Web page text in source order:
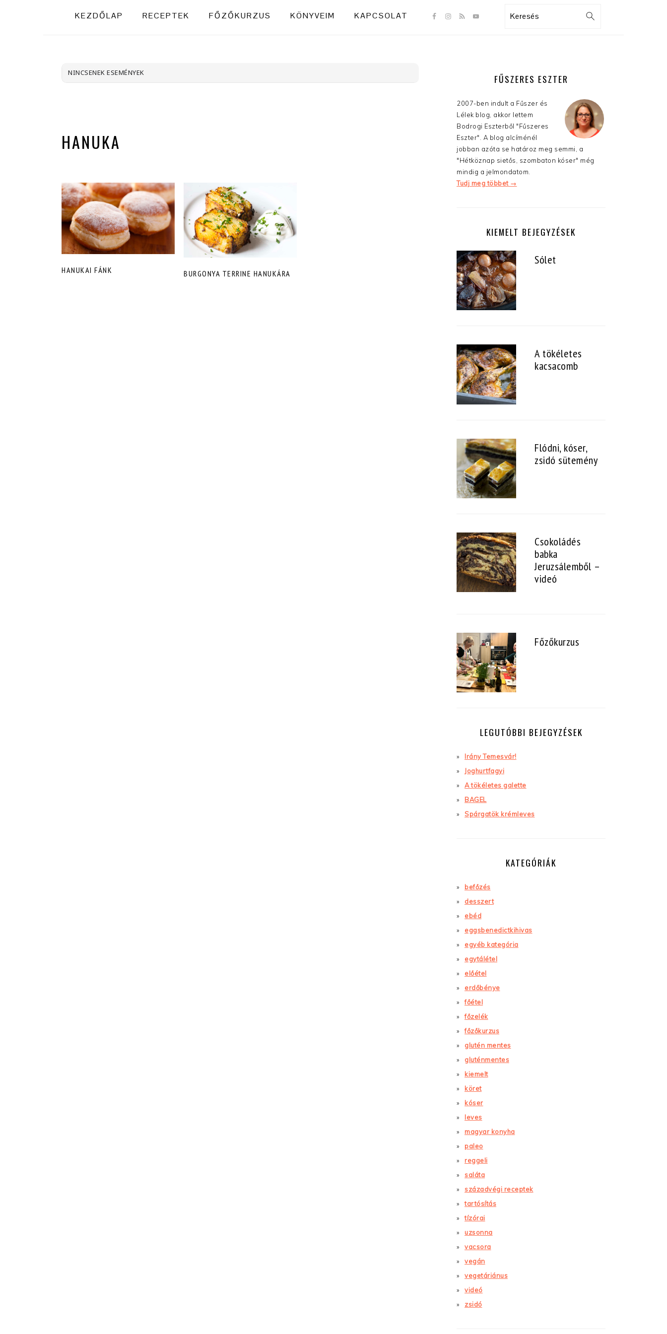
KEZDŐLAP RECEPTEK FŐZŐKURZUS KÖNYVEIM KAPCSOLAT
NAVIGATION
Search
NINCSENEK ESEMÉNYEK
HANUKA
HANUKAI FÁNK BURGONYA TERRINE HANUKÁRA
OLDALSÁVFŰSZERES ESZTER
2007-ben indult a Fűszer és
Lélek blog, akkor lettem
Bodrogi Eszterből "Fűszeres
Eszter". A blog alcíménél
jobban azóta se határoz meg semmi, a
"Hétköznap sietős, szombaton kóser" még
mindig a jelmondatom.
Tudj meg többet →
KIEMELT BEJEGYZÉSEK
Sólet
A tökéletes
kacsacomb
Flódni, kóser,
zsidó sütemény
Csokoládés
babka
Jeruzsálemből –
videó
Főzőkurzus
LEGUTÓBBI BEJEGYZÉSEK
Irány Temesvár!
Joghurtfagyi
A tökéletes galette
BAGEL
Spárgatök krémleves
KATEGÓRIÁK
befőzés
desszert
ebéd
eggsbenedictkihivas
egyéb kategória
egytálétel
előétel
erdőbénye
főétel
főzelék
főzőkurzus
glutén mentes
gluténmentes
kiemelt
köret
kóser
leves
magyar konyha
paleo
reggeli
saláta
századvégi receptek
tartósítás
tízórai
uzsonna
vacsora
vegán
vegetáriánus
videó
zsidó